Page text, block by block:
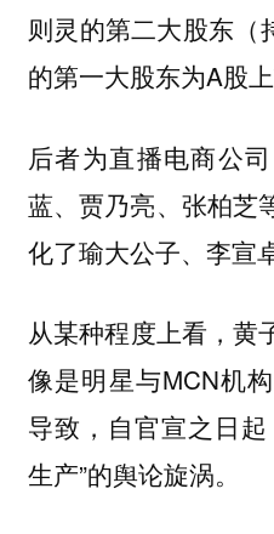
则灵的第二大股东（
的第一大股东为A股
后者为直播电商公
蓝、贾乃亮、张柏芝
化了瑜大公子、李宣
从某种程度上看，黄
像是明星与MCN机
导致，自官宣之日
生产”的舆论旋涡。